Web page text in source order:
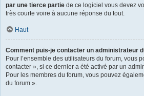
par une tierce partie de ce logiciel vous devez
très courte voire à aucune réponse du tout.
Haut
Comment puis-je contacter un administrateur
Pour l’ensemble des utilisateurs du forum, vous
contacter », si ce dernier a été activé par un
Pour les membres du forum, vous pouvez
du forum ».